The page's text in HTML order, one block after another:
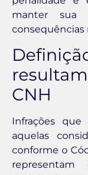
manter sua
consequências
CNH
Infrações
aquelas
conforme o